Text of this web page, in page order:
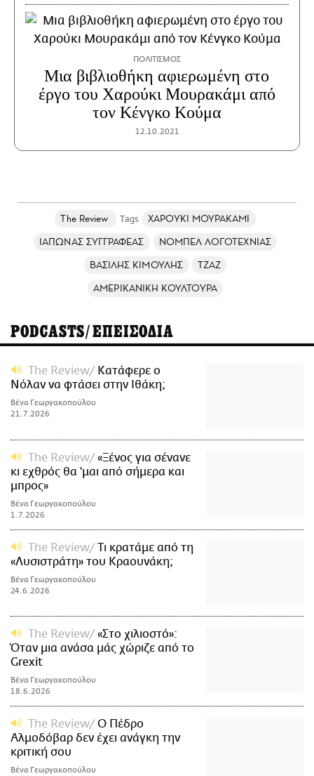
ΠΟΛΙΤΙΣΜΟΣ
Μια βιβλιοθήκη αφιερωμένη στο
έργο του Χαρούκι Μουρακάμι από
τον Κένγκο Κούμα
12.10.2021
The Review
ΧΑΡΟΥΚΙ ΜΟΥΡΑΚΑΜΙ
ΙΑΠΩΝΑΣ ΣΥΓΓΡΑΦΕΑΣ
ΝΟΜΠΕΛ ΛΟΓΟΤΕΧΝΙΑΣ
ΒΑΣΙΛΗΣ ΚΙΜΟΥΛΗΣ
ΤΖΑΖ
ΑΜΕΡΙΚΑΝΙΚΗ ΚΟΥΛΤΟΥΡΑ
PODCASTS/ΕΠΕΙΣΟΔΙΑ
The Review
Κατάφερε ο
Νόλαν να φτάσει στην Ιθάκη;
Βένα Γεωργακοπούλου
21.7.2026
The Review
«Ξένος για σένανε
κι εχθρός θα 'μαι από σήμερα και
μπρος»
Βένα Γεωργακοπούλου
1.7.2026
The Review
Τι κρατάμε από τη
«Λυσιστράτη» του Κραουνάκη;
Βένα Γεωργακοπούλου
24.6.2026
The Review
«Στο χιλιοστό»:
Όταν μια ανάσα μάς χώριζε από το
Grexit
Βένα Γεωργακοπούλου
18.6.2026
The Review
Ο Πέδρο
Αλμοδόβαρ δεν έχει ανάγκη την
κριτική σου
Βένα Γεωργακοπούλου